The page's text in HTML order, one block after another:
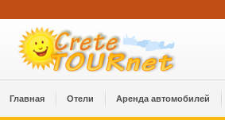
Главная Отели Аренда автомобилей